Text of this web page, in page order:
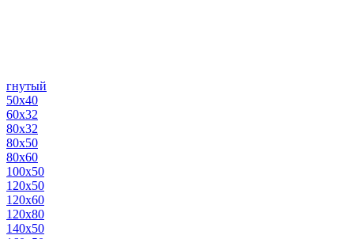
гнутый
50х40
60х32
80х32
80х50
80х60
100х50
120х50
120х60
120х80
140х50